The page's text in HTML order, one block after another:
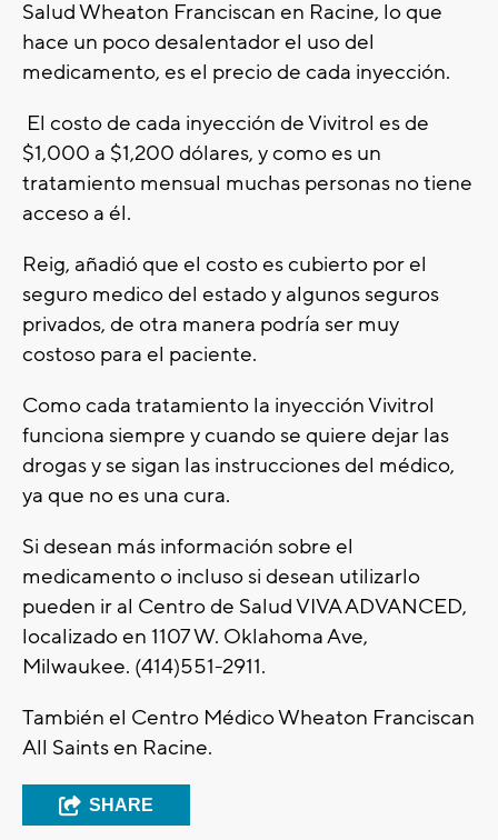
Salud Wheaton Franciscan en Racine, lo que
hace un poco desalentador el uso del
medicamento, es el precio de cada inyección.
El costo de cada inyección de Vivitrol es de
$1,000 a $1,200 dólares, y como es un
tratamiento mensual muchas personas no tiene
acceso a él.
Reig, añadió que el costo es cubierto por el
seguro medico del estado y algunos seguros
privados, de otra manera podría ser muy
costoso para el paciente.
Como cada tratamiento la inyección Vivitrol
funciona siempre y cuando se quiere dejar las
drogas y se sigan las instrucciones del médico,
ya que no es una cura.
Si desean más información sobre el
medicamento o incluso si desean utilizarlo
pueden ir al Centro de Salud VIVA ADVANCED,
localizado en 1107 W. Oklahoma Ave,
Milwaukee. (414)551-2911.
También el Centro Médico Wheaton Franciscan
All Saints en Racine.
SHARE